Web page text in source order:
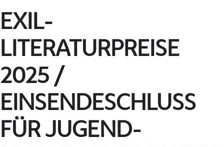
EXIL-
LITERATURPREISE
2025 /
EINSENDESCHLUSS
FÜR JUGEND-